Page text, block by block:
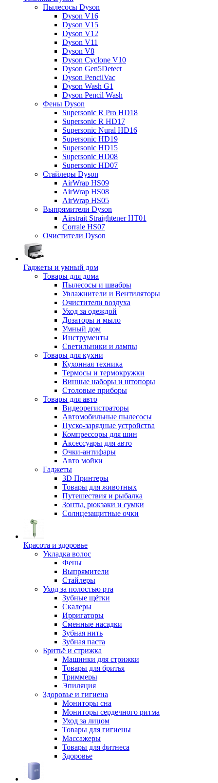
Пылесосы Dyson
Dyson V16
Dyson V15
Dyson V12
Dyson V11
Dyson V8
Dyson Cyclone V10
Dyson Gen5Detect
Dyson PencilVac
Dyson Wash G1
Dyson Pencil Wash
Фены Dyson
Supersonic R Pro HD18
Supersonic R HD17
Supersonic Nural HD16
Supersonic HD19
Supersonic HD15
Supersonic HD08
Supersonic HD07
Стайлеры Dyson
AirWrap HS09
AirWrap HS08
AirWrap HS05
Выпрямители Dyson
Airstrait Straightener HT01
Corrale HS07
Очистители Dyson
Гаджеты и умный дом
Товары для дома
Пылесосы и швабры
Увлажнители и Вентиляторы
Очистители воздуха
Уход за одеждой
Дозаторы и мыло
Умный дом
Инструменты
Светильники и лампы
Товары для кухни
Кухонная техника
Термосы и термокружки
Винные наборы и штопоры
Столовые приборы
Товары для авто
Видеорегистраторы
Автомобильные пылесосы
Пуско-зарядные устройства
Компрессоры для шин
Аксессуары для авто
Очки-антифары
Авто мойки
Гаджеты
3D Принтеры
Товары для животных
Путешествия и рыбалка
Зонты, рюкзаки и сумки
Солнцезащитные очки
Красота и здоровье
Укладка волос
Фены
Выпрямители
Стайлеры
Уход за полостью рта
Зубные щётки
Скалеры
Ирригаторы
Сменные насадки
Зубная нить
Зубная паста
Бритьё и стрижка
Машинки для стрижки
Товары для бритья
Триммеры
Эпиляция
Здоровье и гигиена
Мониторы сна
Мониторы сердечного ритма
Уход за лицом
Товары для гигиены
Массажеры
Товары для фитнеса
Здоровье